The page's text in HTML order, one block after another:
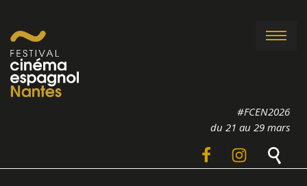
#FCEN2026
du 21 au 29 mars